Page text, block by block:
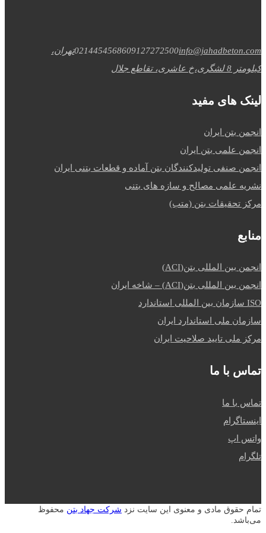
0214454568609127272500info@jahadbeton.com
تهران،
کیلومتر 8 لشگری،خ عاشری، تقاطع جلال
لینک های مفید
انجمن بتن ایران
انجمن علمی بتن ایران
انجمن صنفی تولیدکنندگان بتن آماده و قطعات بتنی ایران
نشریه علمی مصالح و سازه های بتنی
مرکز تحقیقات بتن (متب)
منابع
انجمن بین المللی بتن(ACI)
انجمن بین المللی بتن(ACI) – شاخه ایران
ISO سازمان بین المللی استاندارد
سازمان ملی استاندارد ایران
مرکز ملی تایید صلاحیت ایران
تماس با ما
تماس با ما
اینستاگرام
واتس اپ
تلگرام
تمام حقوق مادی و معنوی این سایت نزد شرکت جهاد بتن محفوظ
می‌باشد.